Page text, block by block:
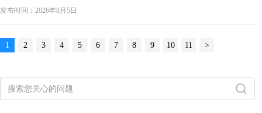
发布时间：2026年8月5日
1 2 3 4 5 6 7 8 9 10 11 >